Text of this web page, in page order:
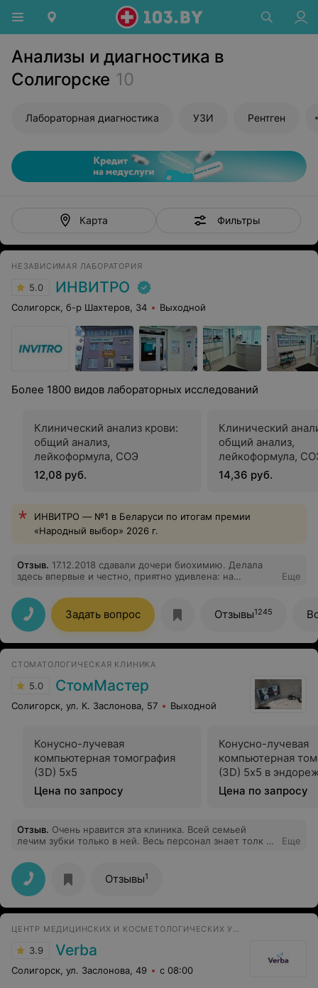
Анализы и диагностика в
Солигорске 10
Лабораторная диагностика УЗИ Рентген
Карта Фильтры
НЕЗАВИСИМАЯ ЛАБОРАТОРИЯ
5.0 ИНВИТРО
Солигорск, б-р Шахтеров, 34 Выходной
Более 1800 видов лабораторных исследований
Клинический анализ крови:
общий анализ,
лейкоформула, СОЭ
12,08 руб.
Клинический
общий анализ,
лейкоформула,
обязательной
микроскопией
14,36 руб.
ИНВИТРО — №1 в Беларуси по итогам премии
«Народный выбор» 2026 г.
Отзыв. 17.12.2018 сдавали дочери биохимию. Делала
здесь впервые и честно, приятно удивлена: на
объснили, на все затратили минут 10. Ожидала нас
Шалоха Оксана Валерьевна- светлой души человек и
знающий свое дело!! Как же она умеет- то
поддержать, успокоить и да, я не приувеличиваю,
приголубить ребенка! Работу сделала быстро,
жизни поговорили, про глазик наш болезненный и про
успокоительное для мамы)) Спасибо Вам, Оксана
Валерьевна!!! Вы действительно на своем рабочем
месте.
Еще
Задать вопрос Отзывы1245
СТОМАТОЛОГИЧЕСКАЯ КЛИНИКА
5.0 СтомМастер
Солигорск, ул. К. Заслонова, 57 Выходной
Конусно-лучевая
компьютерная томография
(3D) 5х5
Цена по запросу
Конусно-лучевая
компьютерная
(3D) 5х5 в
Цена по запросу
Отзыв. Очень нравится эта клиника. Всей семьей
лечим зубки только в ней. Весь персонал знает толк в
любую проблему. В сравнении с другими клиниками
очень демократичные цены. Индивидуальный подход к
каждому клиенту. Всем рекомендую.
Еще
Отзывы1
ЦЕНТР МЕДИЦИНСКИХ И КОСМЕТОЛОГИЧЕСКИХ УСЛУГ
3.9 Verba
Солигорск, ул. Заслонова, 49 с 08:00